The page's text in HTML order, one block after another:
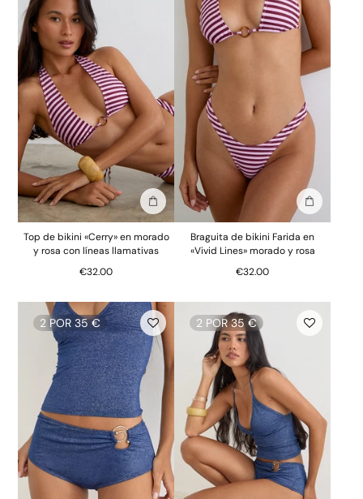
Añadir a la bolsa
Top de bikini «Cerry» en morado
y rosa con líneas llamativas
€32.00
Añadir a la
Braguita de bikini Farida en
«Vivid Lines» morado y rosa
€32.00
2 POR 35 € 2 POR 35 €